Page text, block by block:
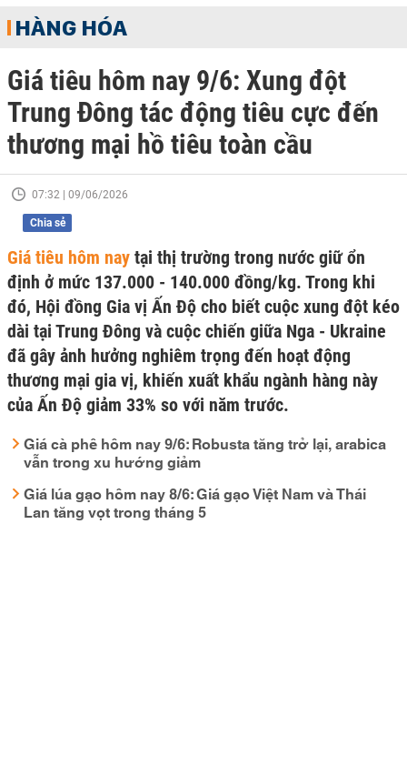
HÀNG HÓA
Giá tiêu hôm nay 9/6: Xung đột
Trung Đông tác động tiêu cực đến
thương mại hồ tiêu toàn cầu
07:32 | 09/06/2026
Chia sẻ
Giá tiêu hôm nay tại thị trường trong nước giữ ổn
định ở mức 137.000 - 140.000 đồng/kg. Trong khi
đó, Hội đồng Gia vị Ấn Độ cho biết cuộc xung đột kéo
dài tại Trung Đông và cuộc chiến giữa Nga - Ukraine
đã gây ảnh hưởng nghiêm trọng đến hoạt động
thương mại gia vị, khiến xuất khẩu ngành hàng này
của Ấn Độ giảm 33% so với năm trước.
Giá cà phê hôm nay 9/6: Robusta tăng trở lại, arabica
vẫn trong xu hướng giảm
Giá lúa gạo hôm nay 8/6: Giá gạo Việt Nam và Thái
Lan tăng vọt trong tháng 5